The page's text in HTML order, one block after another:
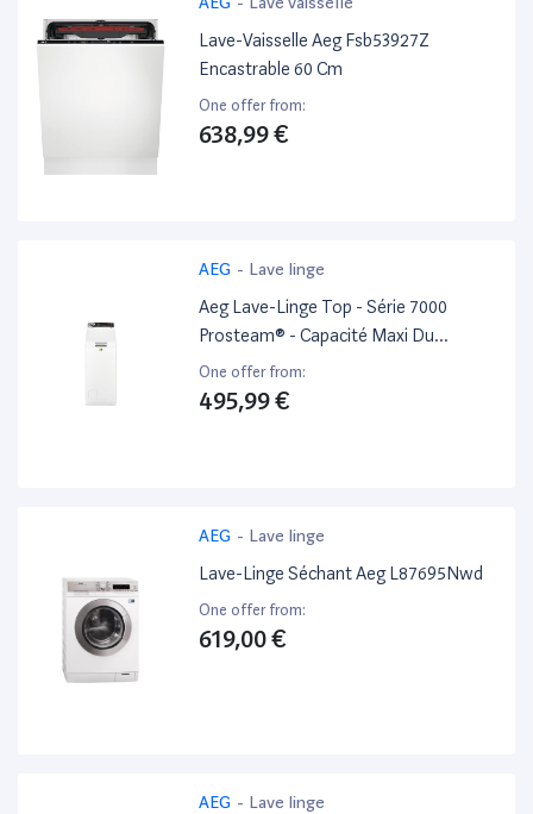
Lave-Vaisselle Aeg Fsb53927Z
Encastrable 60 Cm
One offer from:
638,99 €
AEG - Lave linge
Aeg Lave-Linge Top - Série 7000
Prosteam® - Capacité Maxi Du
Tambour:6 Kg - Vitesse D'Essorage
Maxi:1500 Tr/Min - Classe
One offer from:
495,99 €
AEG - Lave linge
Lave-Linge Séchant Aeg L87695Nwd
One offer from:
619,00 €
AEG - Lave linge